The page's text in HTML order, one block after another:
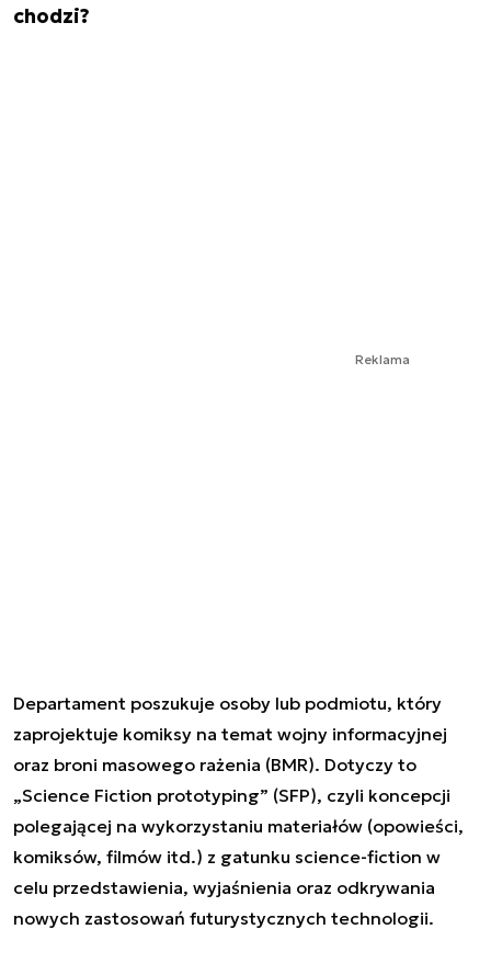
chodzi?
Reklama
Departament poszukuje osoby lub podmiotu, który
zaprojektuje komiksy na temat wojny informacyjnej
oraz broni masowego rażenia (BMR). Dotyczy to
„Science Fiction prototyping” (SFP), czyli koncepcji
polegającej na wykorzystaniu materiałów (opowieści,
komiksów, filmów itd.) z gatunku science-fiction w
celu przedstawienia, wyjaśnienia oraz odkrywania
nowych zastosowań futurystycznych technologii.